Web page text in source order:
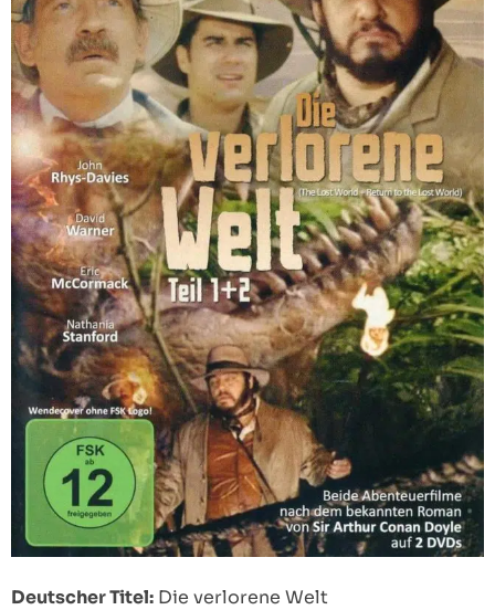
Deutscher Titel: Die verlorene Welt